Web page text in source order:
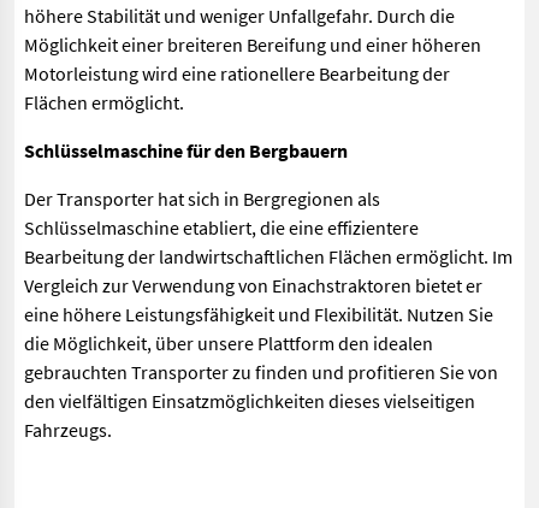
höhere Stabilität und weniger Unfallgefahr. Durch die
Möglichkeit einer breiteren Bereifung und einer höheren
Motorleistung wird eine rationellere Bearbeitung der
Flächen ermöglicht.
Schlüsselmaschine für den Bergbauern
Der Transporter hat sich in Bergregionen als
Schlüsselmaschine etabliert, die eine effizientere
Bearbeitung der landwirtschaftlichen Flächen ermöglicht. Im
Vergleich zur Verwendung von Einachstraktoren bietet er
eine höhere Leistungsfähigkeit und Flexibilität. Nutzen Sie
die Möglichkeit, über unsere Plattform den idealen
gebrauchten Transporter zu finden und profitieren Sie von
den vielfältigen Einsatzmöglichkeiten dieses vielseitigen
Fahrzeugs.